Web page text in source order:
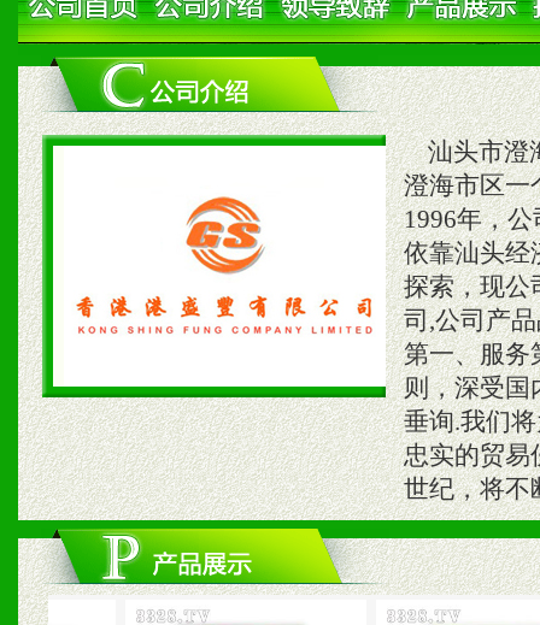
汕头市澄
澄海市区一
1996年，
依靠汕头经
探索，现公
司,公司产
第一、服务
则，深受国
垂询.我们
忠实的贸易
世纪，将不